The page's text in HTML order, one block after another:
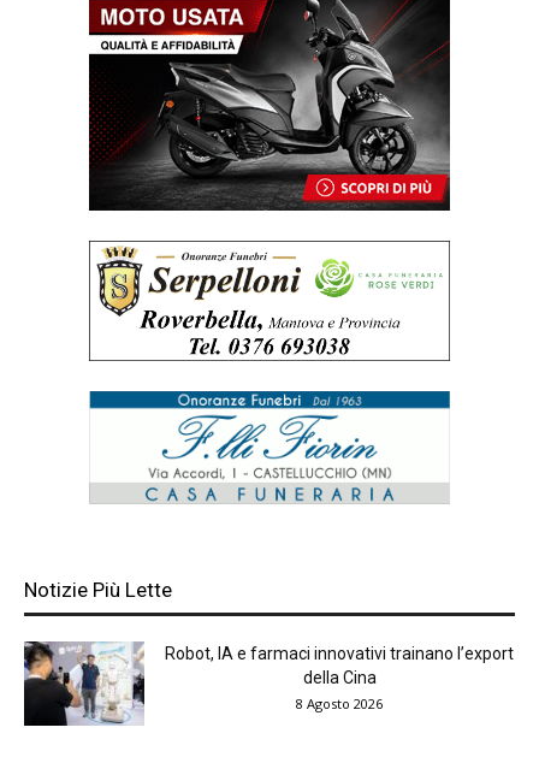
Notizie Più Lette
Robot, IA e farmaci innovativi trainano l’export
della Cina
8 Agosto 2026